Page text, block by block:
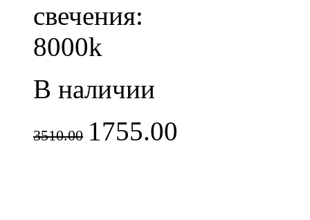
свечения:
8000k
В наличии
3510.00 1755.00